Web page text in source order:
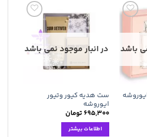
به
مندی
ها
باشد
افزودن
به
علاقه
مندی
ها
در انبار موجود نمی باشد
ست هدیه کیور وتیور
ایوروشه
۶۹۵,۳۰۰تومان
اطلاعات بیشتر